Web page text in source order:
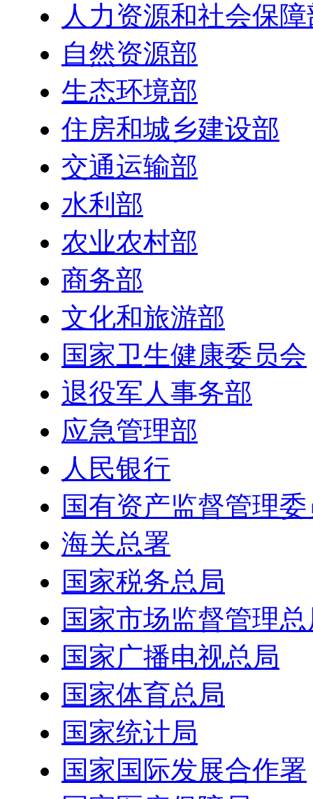
人力资源和社会保
自然资源部
生态环境部
住房和城乡建设部
交通运输部
水利部
农业农村部
商务部
文化和旅游部
国家卫生健康委员会
退役军人事务部
应急管理部
人民银行
国有资产监督管理
海关总署
国家税务总局
国家市场监督管理
国家广播电视总局
国家体育总局
国家统计局
国家国际发展合作署